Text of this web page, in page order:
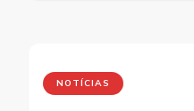
NOTÍCIAS